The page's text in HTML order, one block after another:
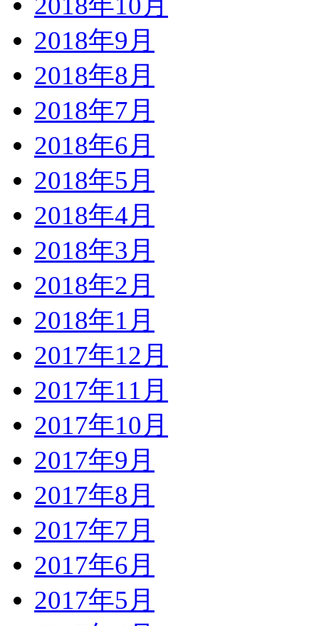
2018年9月
2018年8月
2018年7月
2018年6月
2018年5月
2018年4月
2018年3月
2018年2月
2018年1月
2017年12月
2017年11月
2017年10月
2017年9月
2017年8月
2017年7月
2017年6月
2017年5月